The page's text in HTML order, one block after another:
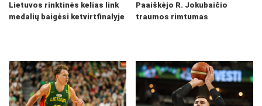
Lietuvos rinktinės kelias link
medalių baigėsi ketvirtfinalyje
Paaiškėjo R. Jokubaičio
traumos rimtumas